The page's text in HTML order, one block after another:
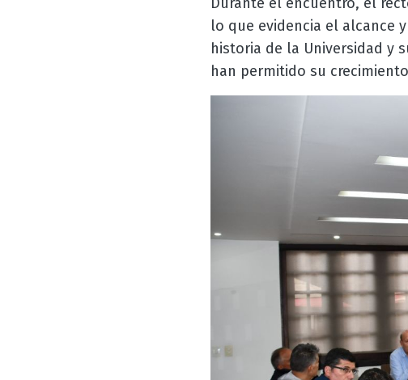
lo que evidencia el alcance
historia de la Universidad y
han permitido su